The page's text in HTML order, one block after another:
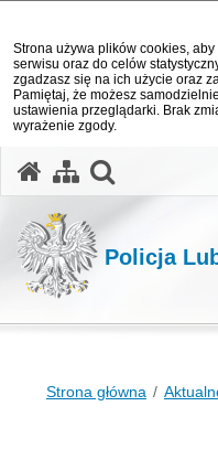
Strona używa plików cookies,
serwisu oraz do celów
zgadzasz się na ich użycie oraz
Pamiętaj, że możesz
ustawienia przeglądarki. Brak
wyrażenie zgody.
Policja
Strona główna